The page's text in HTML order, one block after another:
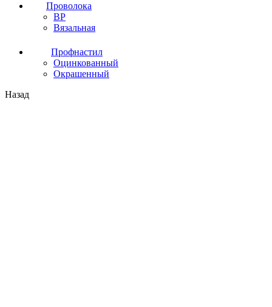
Проволока
ВР
Вязальная
Профнастил
Оцинкованный
Окрашенный
Назад